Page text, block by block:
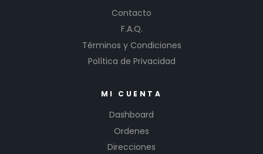
Contacto
F.A.Q.
Términos y Condiciones
Política de Privacidad
MI CUENTA
Dashboard
Ordenes
Direcciones